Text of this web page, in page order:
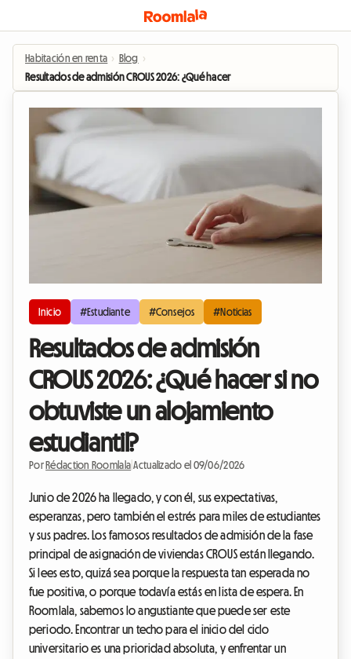
Habitación en renta › Blog ›
Resultados de admisión CROUS 2026: ¿Qué hacer si no obtuviste un
Inicio #Estudiante #Consejos #Noticias
Resultados de admisión
CROUS 2026: ¿Qué hacer si no
obtuviste un alojamiento
estudiantil?
Por Rédaction Roomlala |Actualizado el 09/06/2026
Junio de 2026 ha llegado, y con él, sus expectativas,
esperanzas, pero también el estrés para miles de estudiantes
y sus padres. Los famosos resultados de admisión de la fase
principal de asignación de viviendas CROUS están llegando.
Si lees esto, quizá sea porque la respuesta tan esperada no
fue positiva, o porque todavía estás en lista de espera. En
Roomlala, sabemos lo angustiante que puede ser este
periodo. Encontrar un techo para el inicio del ciclo
universitario es una prioridad absoluta, y enfrentar un